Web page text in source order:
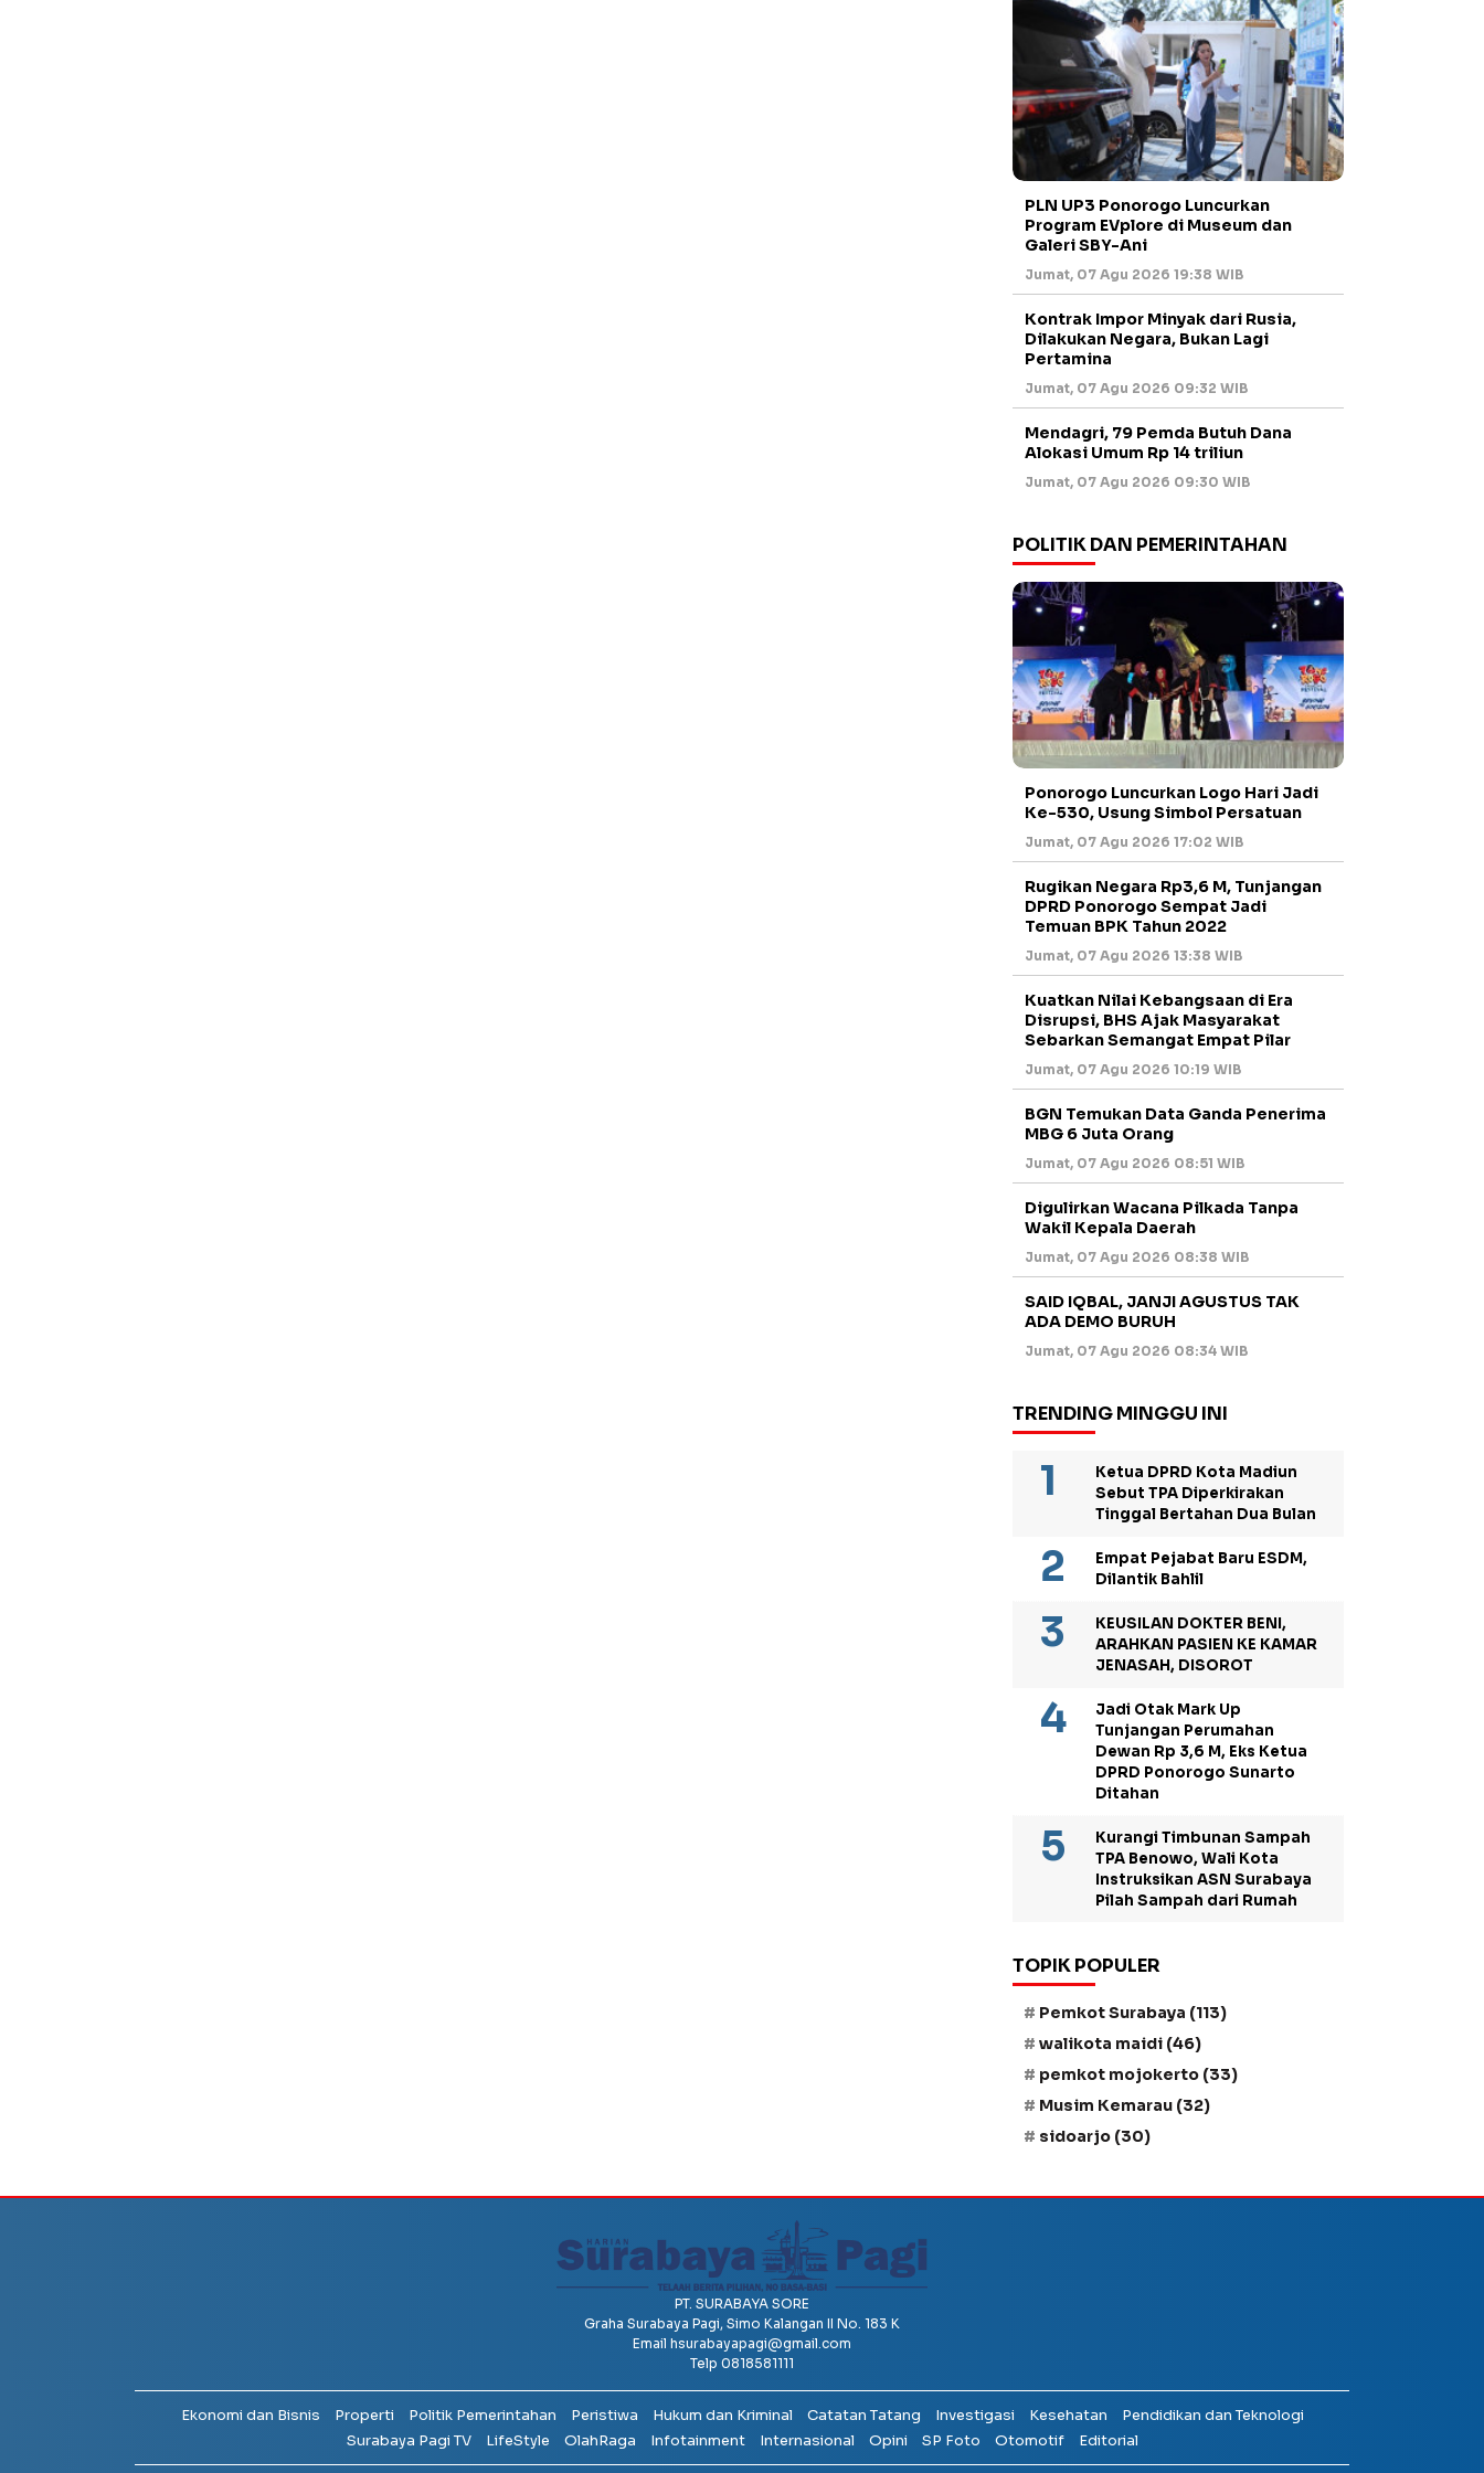
PLN UP3 Ponorogo Luncurkan
Program EVplore di Museum dan
Galeri SBY-Ani
Jumat, 07 Agu 2026 19:38 WIB
Kontrak Impor Minyak dari Rusia,
Dilakukan Negara, Bukan Lagi
Pertamina
Jumat, 07 Agu 2026 09:32 WIB
Mendagri, 79 Pemda Butuh Dana
Alokasi Umum Rp 14 triliun
Jumat, 07 Agu 2026 09:30 WIB
POLITIK DAN PEMERINTAHAN
Ponorogo Luncurkan Logo Hari Jadi
Ke-530, Usung Simbol Persatuan
Jumat, 07 Agu 2026 17:02 WIB
Rugikan Negara Rp3,6 M, Tunjangan
DPRD Ponorogo Sempat Jadi
Temuan BPK Tahun 2022
Jumat, 07 Agu 2026 13:38 WIB
Kuatkan Nilai Kebangsaan di Era
Disrupsi, BHS Ajak Masyarakat
Sebarkan Semangat Empat Pilar
Jumat, 07 Agu 2026 10:19 WIB
BGN Temukan Data Ganda Penerima
MBG 6 Juta Orang
Jumat, 07 Agu 2026 08:51 WIB
Digulirkan Wacana Pilkada Tanpa
Wakil Kepala Daerah
Jumat, 07 Agu 2026 08:38 WIB
SAID IQBAL, JANJI AGUSTUS TAK
ADA DEMO BURUH
Jumat, 07 Agu 2026 08:34 WIB
TRENDING MINGGU INI
Ketua DPRD Kota Madiun
Sebut TPA Diperkirakan
Tinggal Bertahan Dua Bulan
Empat Pejabat Baru ESDM,
Dilantik Bahlil
KEUSILAN DOKTER BENI,
ARAHKAN PASIEN KE KAMAR
JENASAH, DISOROT
Jadi Otak Mark Up
Tunjangan Perumahan
Dewan Rp 3,6 M, Eks Ketua
DPRD Ponorogo Sunarto
Ditahan
Kurangi Timbunan Sampah
TPA Benowo, Wali Kota
Instruksikan ASN Surabaya
Pilah Sampah dari Rumah
TOPIK POPULER
Pemkot Surabaya (113)
walikota maidi (46)
pemkot mojokerto (33)
Musim Kemarau (32)
sidoarjo (30)
PT. SURABAYA SORE
Graha Surabaya Pagi, Simo Kalangan II No. 183 K
Email hsurabayapagi@gmail.com
Telp 0818581111
Ekonomi dan Bisnis Properti Politik Pemerintahan Peristiwa Hukum dan Kriminal Catatan Tatang Investigasi Kesehatan
Pendidikan dan Teknologi
Surabaya Pagi TV
LifeStyle OlahRaga Infotainment Internasional Opini SP Foto Otomotif Editorial